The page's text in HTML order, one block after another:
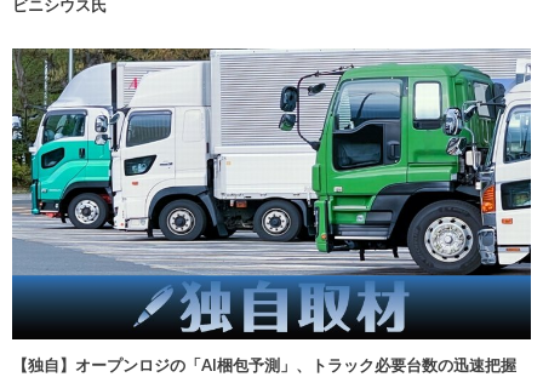
ビニシウス氏
【独自】オープンロジの「AI梱包予測」、トラック必要台数の迅速把握